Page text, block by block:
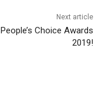
Next article
People’s Choice Awards
2019!